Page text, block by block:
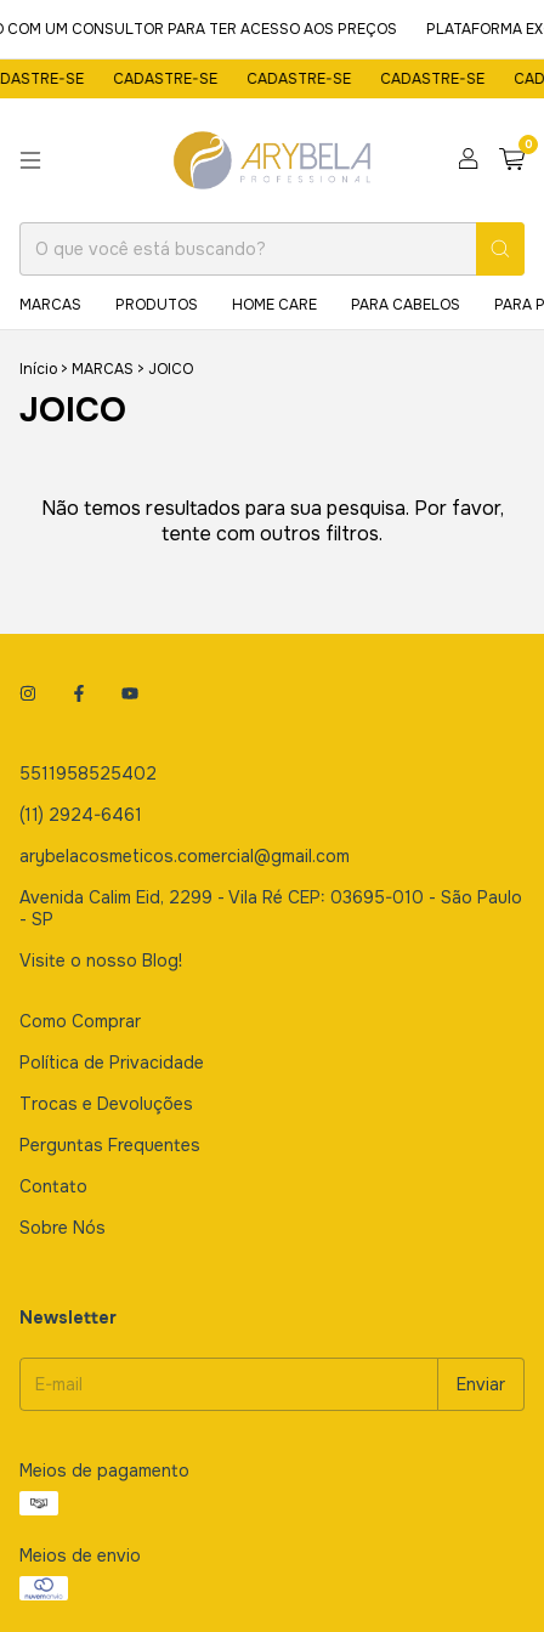
UM CONSULTOR PARA TER ACESSO AOS PREÇOS PLATAFORMA
SE CADASTRE-SE CADASTRE-SE CADASTRE-SE
0
MARCAS PRODUTOS HOME CARE PARA CABELOS PARA
Início > MARCAS > JOICO
JOICO
Não temos resultados para sua pesquisa. Por favor,
tente com outros filtros.
5511958525402
(11) 2924-6461
arybelacosmeticos.comercial@gmail.com
Avenida Calim Eid, 2299 - Vila Ré CEP: 03695-010 - São Paulo
- SP
Visite o nosso Blog!
Como Comprar
Política de Privacidade
Trocas e Devoluções
Perguntas Frequentes
Contato
Sobre Nós
Newsletter
Meios de pagamento
Meios de envio